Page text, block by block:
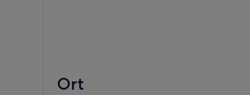
Ort